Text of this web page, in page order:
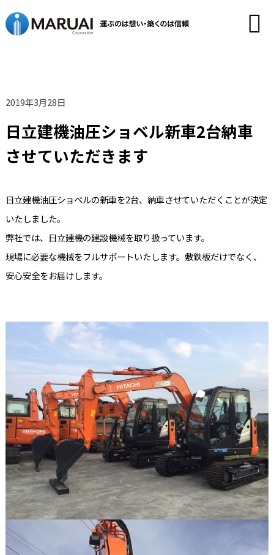
2019年3月28日
日立建機油圧ショベル新車2台納車
させていただきます
日立建機油圧ショベルの新車を2台、納車させていただくことが決定
いたしました。
弊社では、日立建機の建設機械を取り扱っています。
現場に必要な機械をフルサポートいたします。敷鉄板だけでなく、
安心安全をお届けします。